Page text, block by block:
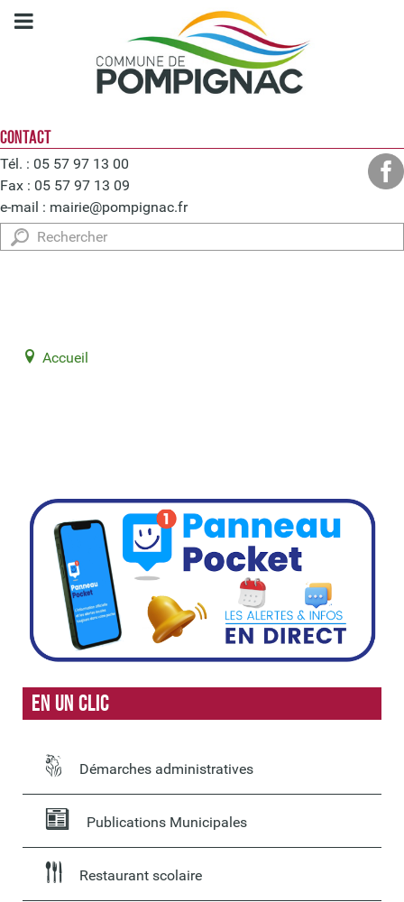
CONTACT
Tél. : 05 57 97 13 00
Fax : 05 57 97 13 09
e-mail : mairie@pompignac.fr
Rechercher
Accueil
En un clic
Démarches administratives
Publications Municipales
Restaurant scolaire